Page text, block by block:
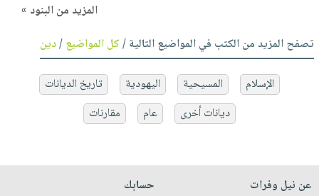
المزيد من البنود »
تصفح المزيد من الكتب في المواضيع التالية /كل المواضيع/دين
الإسلام المسيحية اليهودية
تاريخ الديانات
ديانات أخرى
عام مقارنات
عن نيل وفرات
حسابك